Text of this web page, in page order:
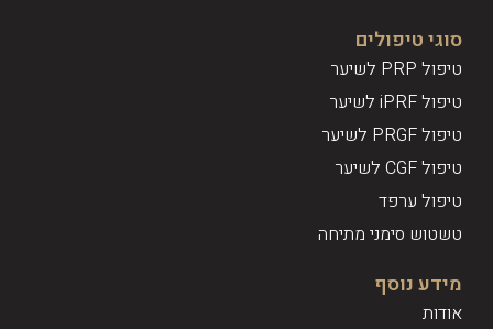
סוגי טיפולים
טיפול PRP לשיער
טיפול iPRF לשיער
טיפול PRGF לשיער
טיפול CGF לשיער
טיפול ערפד
טשטוש סימני מתיחה
מידע נוסף
אודות